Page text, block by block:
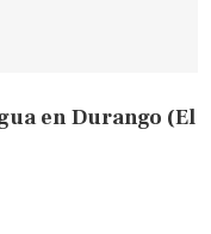
en Durango (El